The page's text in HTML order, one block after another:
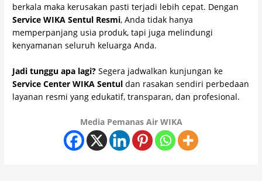
berkala maka kerusakan pasti terjadi lebih cepat. Dengan
Service WIKA Sentul Resmi, Anda tidak hanya
memperpanjang usia produk, tapi juga melindungi
kenyamanan seluruh keluarga Anda.
Jadi tunggu apa lagi? Segera jadwalkan kunjungan ke
Service Center WIKA Sentul dan rasakan sendiri perbedaan
layanan resmi yang edukatif, transparan, dan profesional.
Media Pemanas Air WIKA